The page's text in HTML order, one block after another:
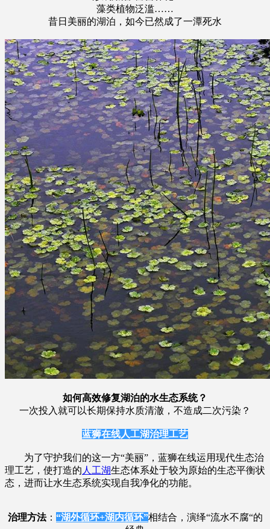
藻类植物泛滥……
昔日美丽的湖泊，如今已然成了一潭死水
如何高效修复湖泊的水生态系统？
一次投入就可以长期保持水质清澈，不造成二次污染？
蓝狮在线人工湖治理工艺
为了守护我们的这一方“美丽”，蓝狮在线运用现代生态治
理工艺，使打造的 人工湖生态体系处于较为原始的生态平衡状
态，进而让水生态系统实现自我净化的功能。
治理方法： “湖外循环+湖内循环”相结合，演绎“流水不腐“的